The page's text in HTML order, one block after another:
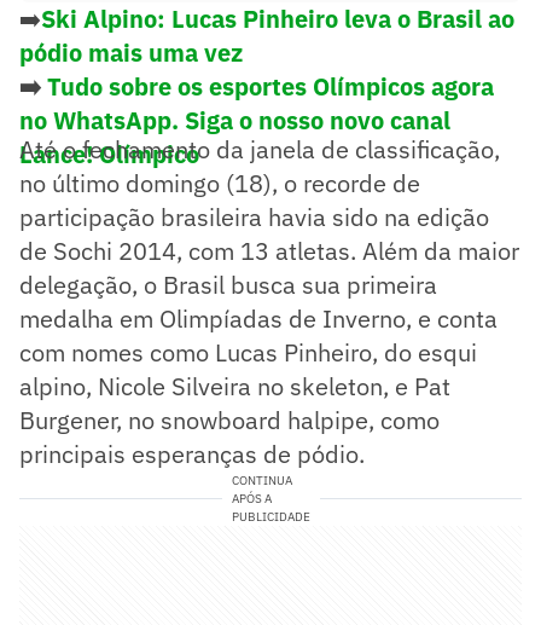
➡️Ski Alpino: Lucas Pinheiro leva o Brasil ao
pódio mais uma vez
➡️Tudo sobre os esportes Olímpicos agora
no WhatsApp. Siga o nosso novo canal
Lance! Olímpico
Até o fechamento da janela de classificação,
no último domingo (18), o recorde de
participação brasileira havia sido na edição
de Sochi 2014, com 13 atletas. Além da maior
delegação, o Brasil busca sua primeira
medalha em Olimpíadas de Inverno, e conta
com nomes como Lucas Pinheiro, do esqui
alpino, Nicole Silveira no skeleton, e Pat
Burgener, no snowboard halpipe, como
principais esperanças de pódio.
CONTINUA
APÓS A
PUBLICIDADE